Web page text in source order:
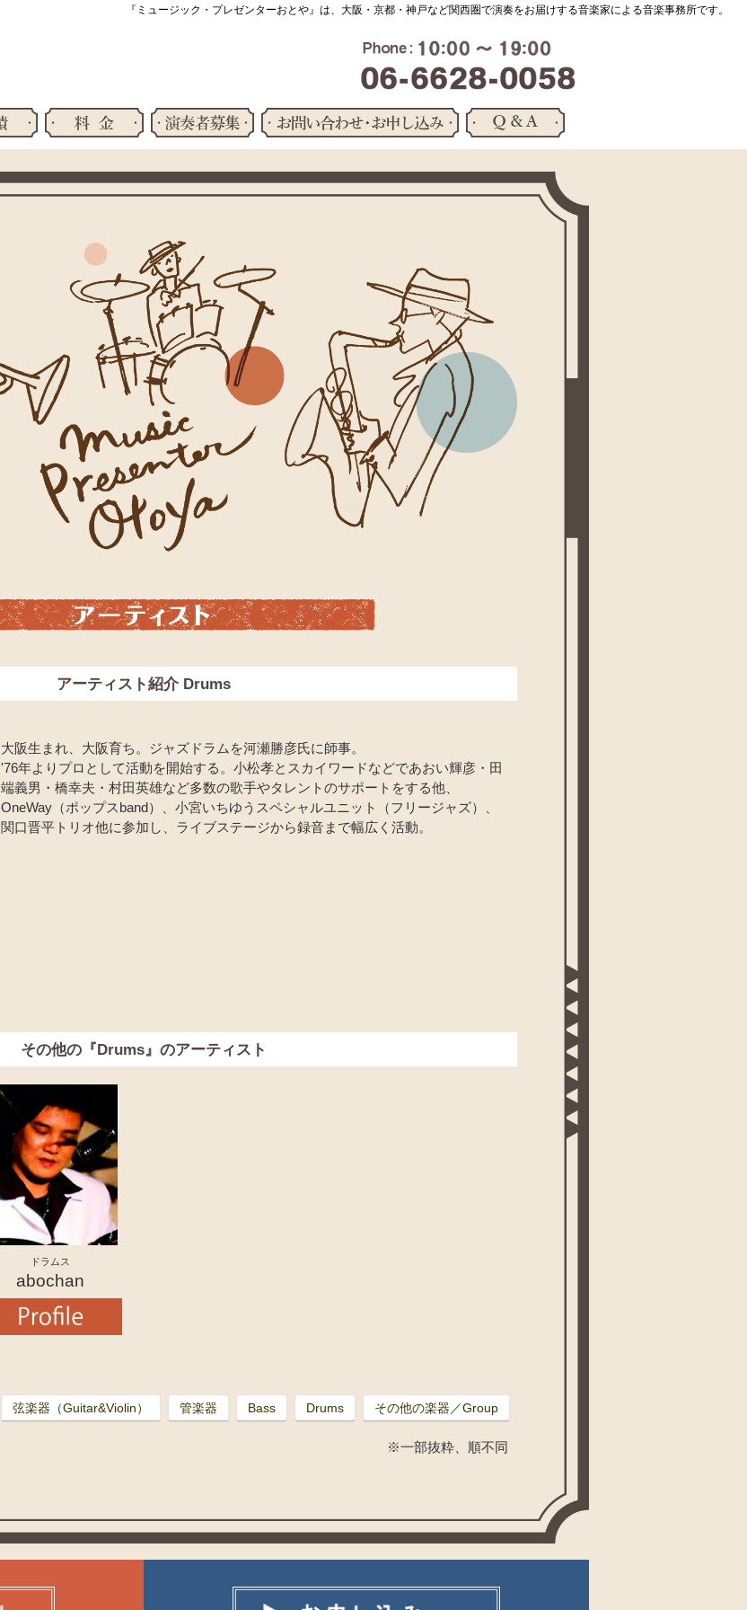
『ミュージック・プレゼンターおとや』は、大阪・京都・神戸など関西圏で演奏をお届けする音楽家による音楽事務所です。
アーティスト紹介 Drums
大阪生まれ、大阪育ち。ジャズドラムを河瀬勝彦氏に師事。
'76年よりプロとして活動を開始する。小松孝とスカイワードなどであおい輝彦・田
端義男・橋幸夫・村田英雄など多数の歌手やタレントのサポートをする他、
OneWay（ポップスband）、小宮いちゆうスペシャルユニット（フリージャズ）、
関口晋平トリオ他に参加し、ライブステージから録音まで幅広く活動。
その他の『Drums』のアーティスト
ドラムス
abochan
弦楽器（Guitar&Violin） 管楽器 Bass Drums その他の楽器／Group
※一部抜粋、順不同